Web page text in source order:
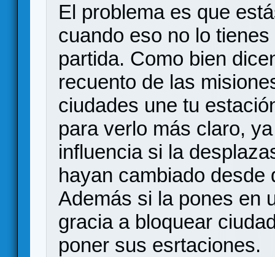
El problema es que
cuando eso no lo
partida. Como bien
recuento de las
ciudades une tu
para verlo más claro,
influencia si la
hayan cambiado
Además si la pones en
gracia a bloquear
poner sus esrtaciones.